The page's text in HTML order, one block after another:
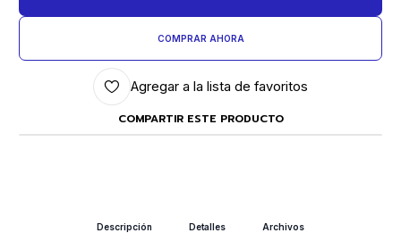
COMPRAR AHORA
Agregar a la lista de favoritos
COMPARTIR ESTE PRODUCTO
Descripción Detalles Archivos